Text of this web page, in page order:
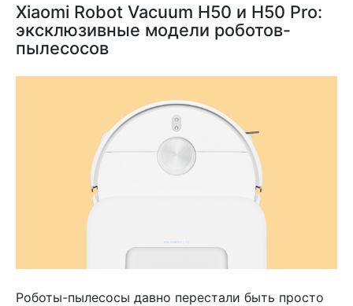
Xiaomi Robot Vacuum H50 и H50 Pro:
эксклюзивные модели роботов-
пылесосов
Роботы-пылесосы давно перестали быть просто